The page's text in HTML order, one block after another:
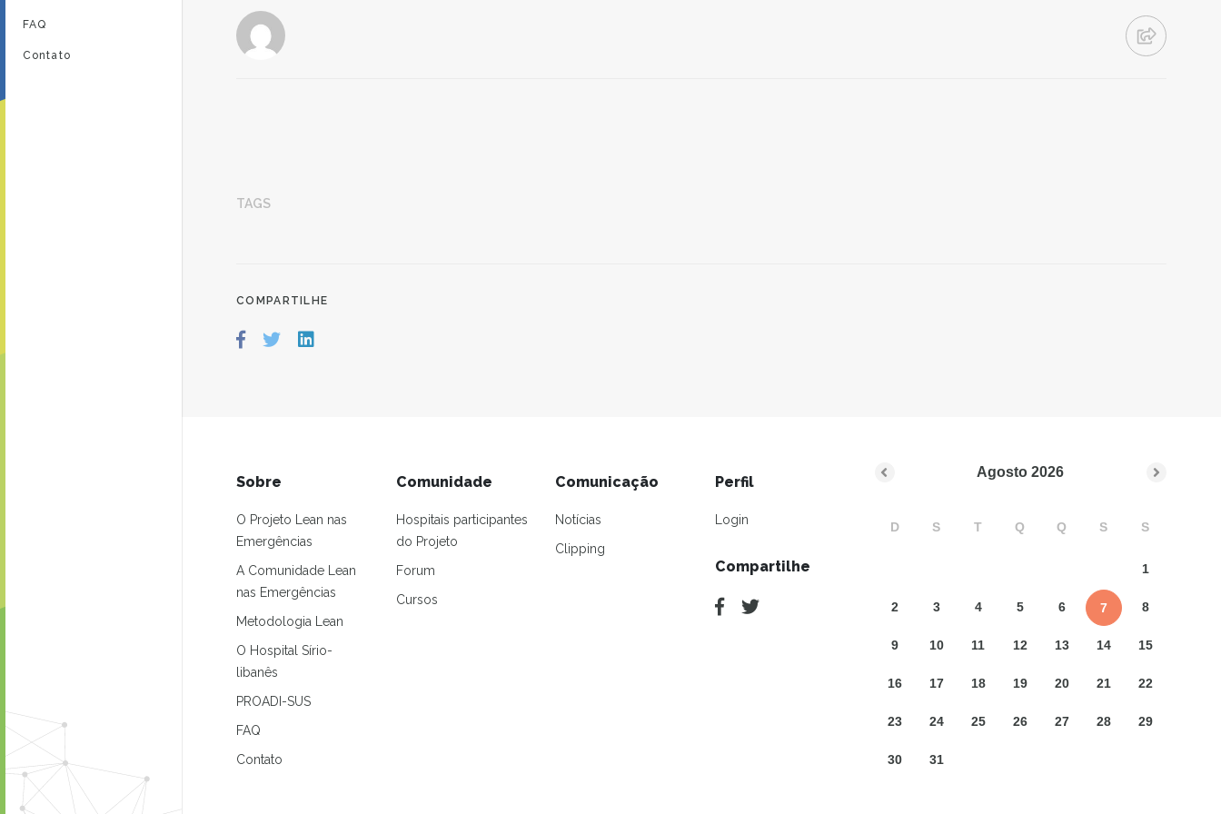
FAQ
Contato
TAGS
COMPARTILHE
Sobre
O Projeto Lean nas
Emergências
A Comunidade Lean
nas Emergências
Metodologia Lean
O Hospital Sírio-
libanês
PROADI-SUS
FAQ
Contato
Comunidade
Hospitais participantes
do Projeto
Forum
Cursos
Comunicação
Notícias
Clipping
Perfil
Login
Compartilhe
Agosto 2026
D S T Q Q S S
1
2 3 4 5 6 7 8
9 10 11 12 13 14 15
16 17 18 19 20 21 22
23 24 25 26 27 28 29
30 31